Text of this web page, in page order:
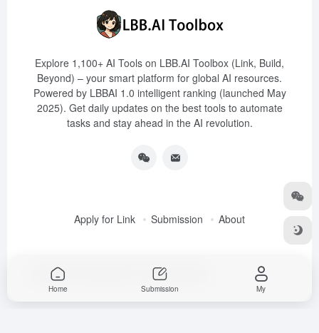
Explore 1,100+ AI Tools on LBB.AI Toolbox (Link, Build,
Beyond) – your smart platform for global AI resources.
Powered by LBBAI 1.0 intelligent ranking (launched May
2025). Get daily updates on the best tools to automate
tasks and stay ahead in the AI revolution.
Apply for Link Submission About
Copyright © 2025 LBB.AI (Link, Build, Beyond)
Home Submission My